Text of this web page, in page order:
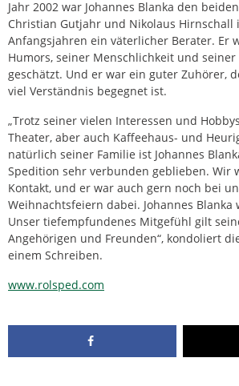
Jahr 2002 war Johannes Blanka den
Christian Gutjahr und Nikolaus Hirnschall
Anfangsjahren ein väterlicher Berater. Er
Humors, seiner Menschlichkeit und
geschätzt. Und er war ein guter Zuhörer,
viel Verständnis begegnet ist.
„Trotz seiner vielen Interessen und
Theater, aber auch Kaffeehaus- und
natürlich seiner Familie ist Johannes
Spedition sehr verbunden geblieben. Wir
Kontakt, und er war auch gern noch bei
Weihnachtsfeiern dabei. Johannes
Unser tiefempfundenes Mitgefühl gilt
Angehörigen und Freunden“, kondoliert
einem Schreiben.
www.rolsped.com